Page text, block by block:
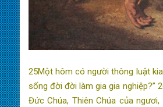
25Một hôm có người thông luật
sống đời đời làm gia gia nghiệp?”
Đức Chúa, Thiên Chúa của